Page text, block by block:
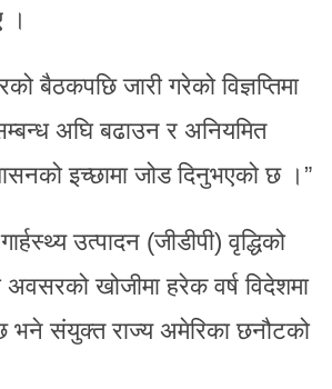
।
बैठकपछि जारी गरेको विज्ञप्तिमा
अघि बढाउन र अनियमित
इच्छामा जोड दिनुभएको छ ।”
उत्पादन (जीडीपी) वृद्धिको
खोजीमा हरेक वर्ष विदेशमा
भने संयुक्त राज्य अमेरिका छनौटको